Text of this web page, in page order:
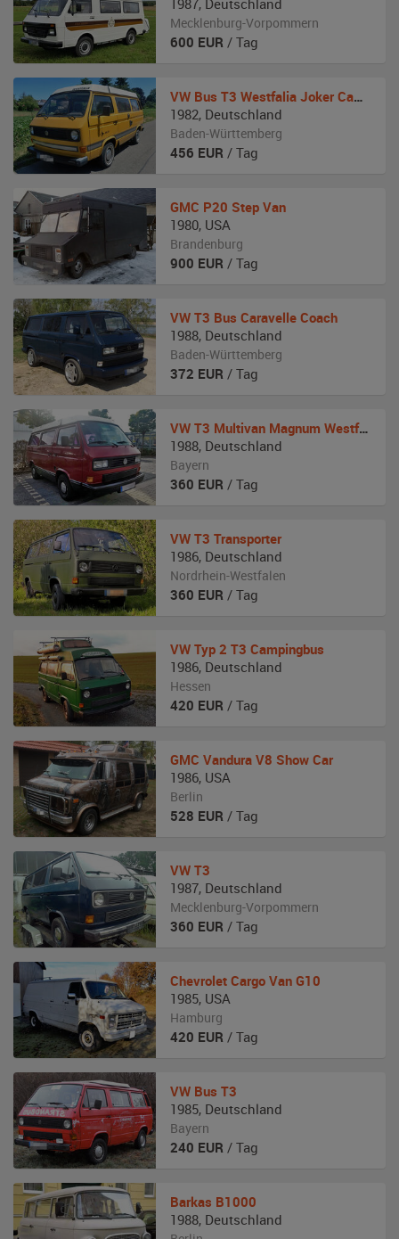
1987, Deutschland
Mecklenburg-Vorpommern
600 EUR / Tag
VW Bus T3 Westfalia Joker Camper
1982, Deutschland
Baden-Württemberg
456 EUR / Tag
GMC P20 Step Van
1980, USA
Brandenburg
900 EUR / Tag
VW T3 Bus Caravelle Coach
1988, Deutschland
Baden-Württemberg
372 EUR / Tag
VW T3 Multivan Magnum Westfalia
1988, Deutschland
Bayern
360 EUR / Tag
VW T3 Transporter
1986, Deutschland
Nordrhein-Westfalen
360 EUR / Tag
VW Typ 2 T3 Campingbus
1986, Deutschland
Hessen
420 EUR / Tag
GMC Vandura V8 Show Car
1986, USA
Berlin
528 EUR / Tag
VW T3
1987, Deutschland
Mecklenburg-Vorpommern
360 EUR / Tag
Chevrolet Cargo Van G10
1985, USA
Hamburg
420 EUR / Tag
VW Bus T3
1985, Deutschland
Bayern
240 EUR / Tag
Barkas B1000
1988, Deutschland